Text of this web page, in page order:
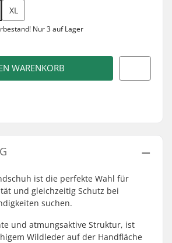
XL
Nur 3 auf Lager
WARENKORB
ist die perfekte Wahl für
und gleichzeitig Schutz bei
suchen.
und atmungsaktive Struktur, ist
Wildleder auf der Handfläche